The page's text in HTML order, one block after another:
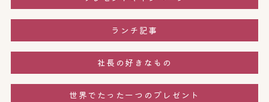
ランチ記事
社長の好きなもの
世界でたった一つのプレゼント